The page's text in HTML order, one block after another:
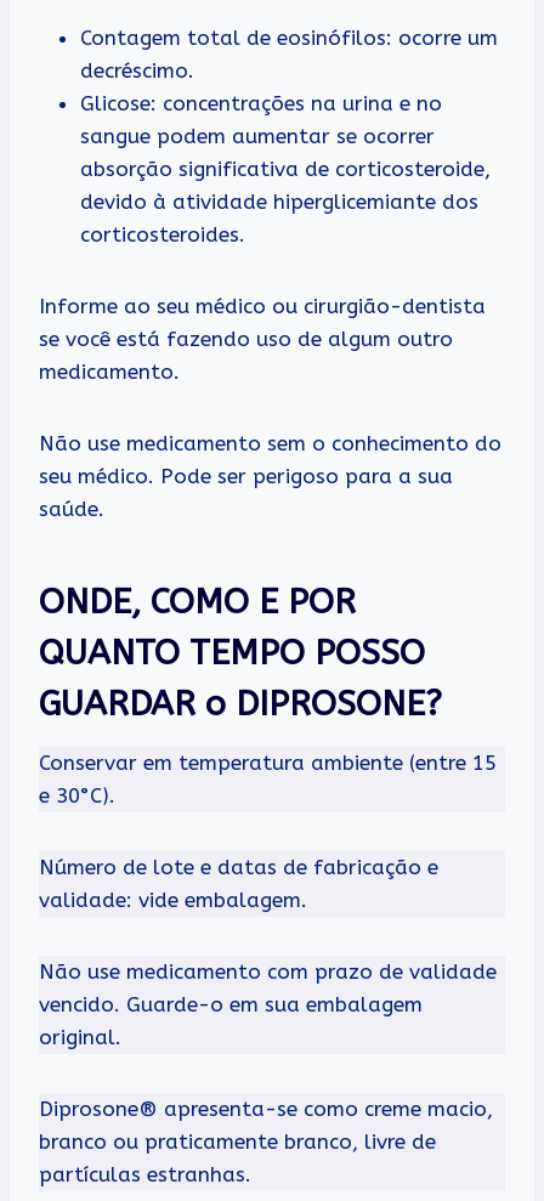
Contagem total de eosinófilos: ocorre um
decréscimo.
Glicose: concentrações na urina e no
sangue podem aumentar se ocorrer
absorção significativa de corticosteroide,
devido à atividade hiperglicemiante dos
corticosteroides.
Informe ao seu médico ou cirurgião-dentista
se você está fazendo uso de algum outro
medicamento.
Não use medicamento sem o conhecimento do
seu médico. Pode ser perigoso para a sua
saúde.
ONDE, COMO E POR
QUANTO TEMPO POSSO
GUARDAR o DIPROSONE?
Conservar em temperatura ambiente (entre 15
e 30°C).
Número de lote e datas de fabricação e
validade: vide embalagem.
Não use medicamento com prazo de validade
vencido. Guarde-o em sua embalagem
original.
Diprosone® apresenta-se como creme macio,
branco ou praticamente branco, livre de
partículas estranhas.